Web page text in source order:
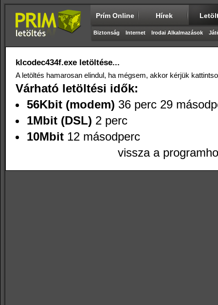
Prím Online Hírek
Biztonság Internet Irodai Alkalmazások
klcodec434f.exe letöltése...
A letöltés hamarosan elindul, ha mégsem, akkor kérjük
Várható letöltési idők:
56Kbit (modem) 36 perc 29
1Mbit (DSL) 2 perc
10Mbit 12 másodperc
vissza a